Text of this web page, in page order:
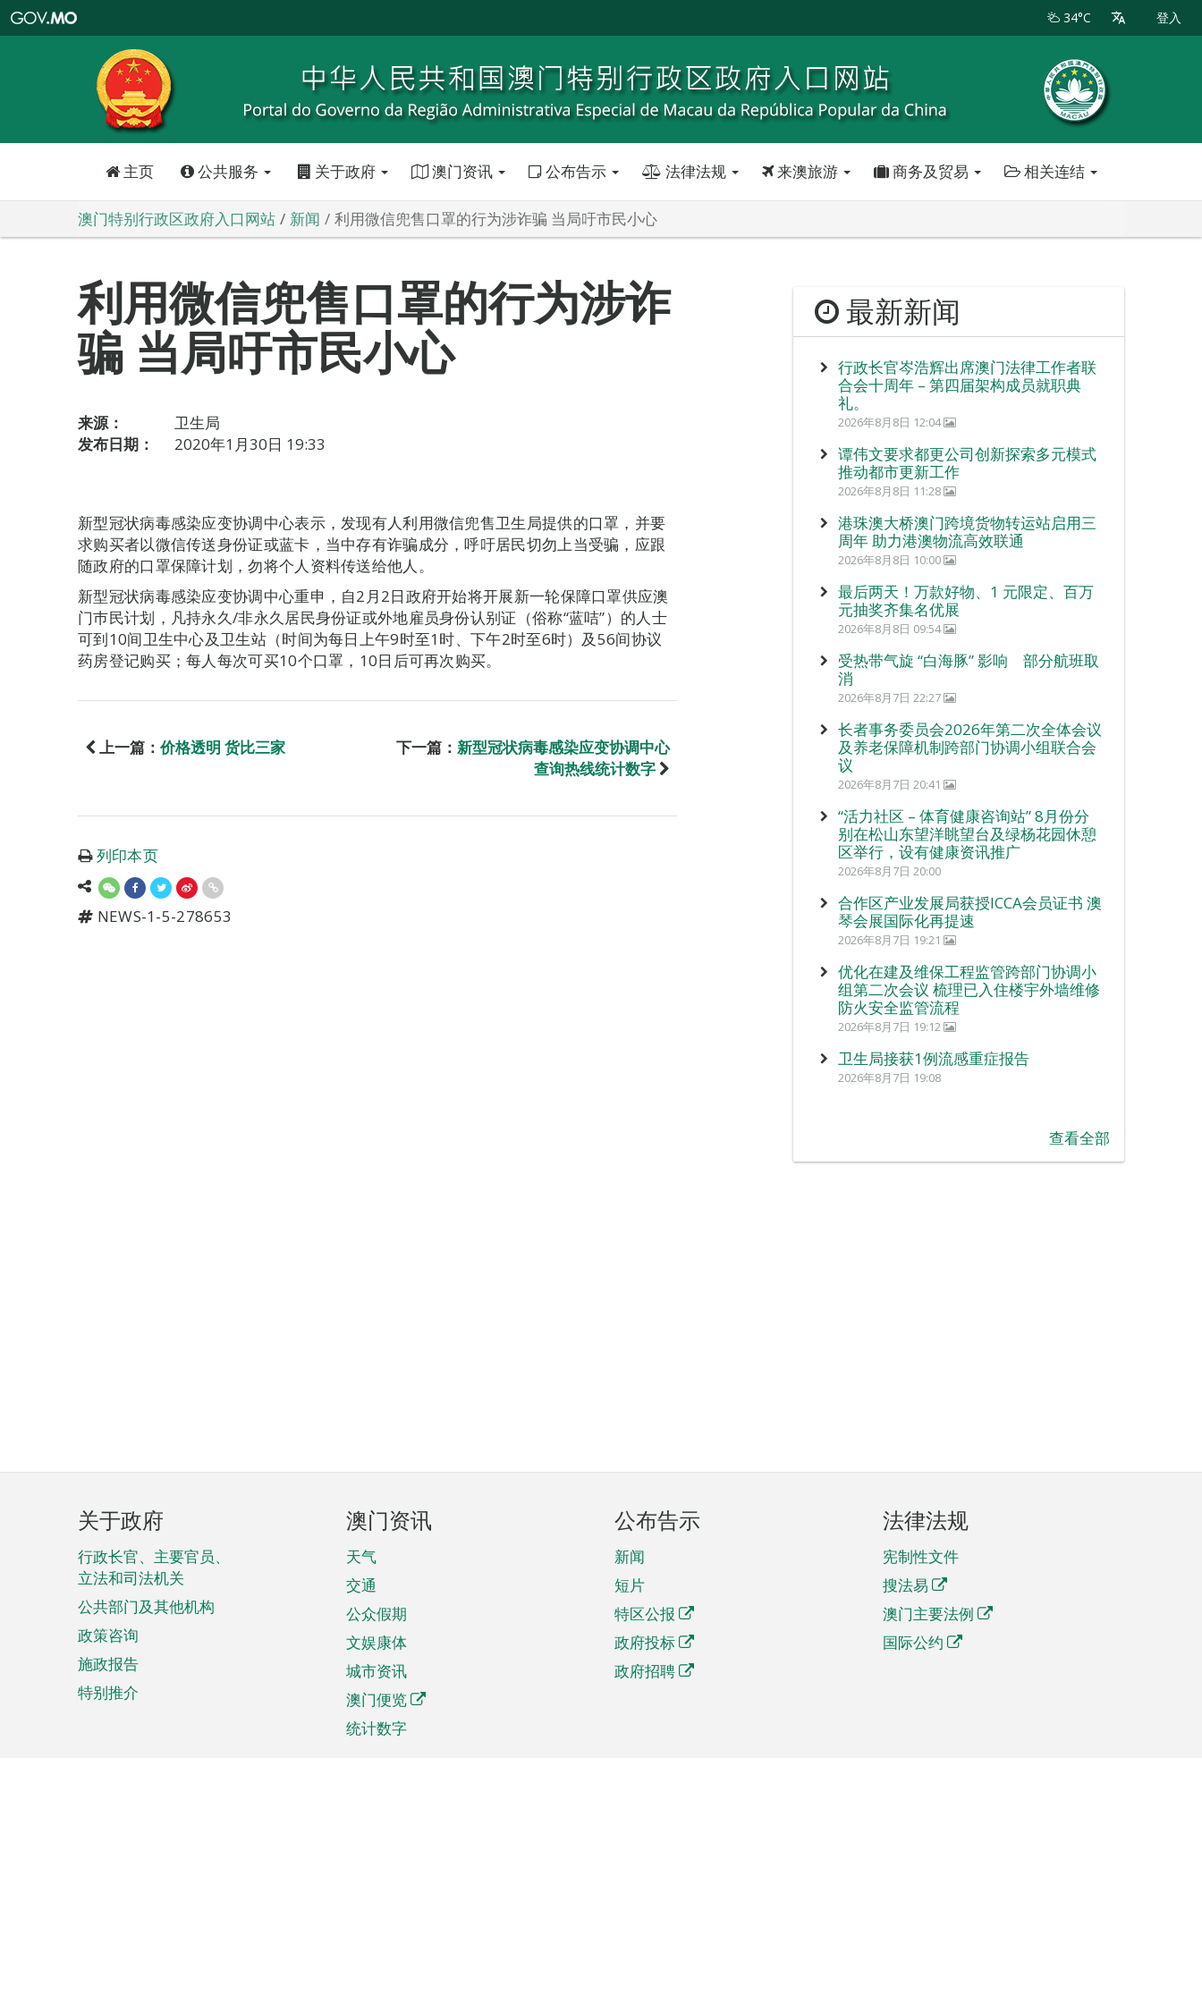
特
政
区
政
口
34°C 登入
主页 公共服务 关于政府 澳门资讯 公布告示 法律法规 来澳旅游 商务及贸易 相关连结
澳门特别行政区政府入口网站 新闻 利用微信兜售口罩的行为涉诈骗 当局吁市民小心
利用微信兜售口罩的行为涉诈
骗 当局吁市民小心
来源：
卫生局
发布日期：
2020年1月30日 19:33
新型冠状病毒感染应变协调中心表示，发现有人利用微信兜售卫生局提供的口罩，并要
求购买者以微信传送身份证或蓝卡，当中存有诈骗成分，呼吁居民切勿上当受骗，应跟
随政府的口罩保障计划，勿将个人资料传送给他人。
新型冠状病毒感染应变协调中心重申，自2月2日政府开始将开展新一轮保障口罩供应澳
门巿民计划，凡持永久/非永久居民身份证或外地雇员身份认别证（俗称“蓝咭”）的人士
可到10间卫生中心及卫生站（时间为每日上午9时至1时、下午2时至6时）及56间协议
药房登记购买；每人每次可买10个口罩，10日后可再次购买。
上一篇： 价格透明 货比三家 下一篇： 新型冠状病毒感染应变协调中心
查询热线统计数字
列印本页
NEWS-1-5-278653
最新新闻
行政长官岑浩辉出席澳门法律工作者联
合会十周年 – 第四届架构成员就职典
礼。
2026年8月8日 12:04
谭伟文要求都更公司创新探索多元模式
推动都市更新工作
2026年8月8日 11:28
港珠澳大桥澳门跨境货物转运站启用三
周年 助力港澳物流高效联通
2026年8月8日 10:00
最后两天！万款好物、1 元限定、百万
元抽奖齐集名优展
2026年8月8日 09:54
受热带气旋 “白海豚” 影响 部分航班取
消
2026年8月7日 22:27
长者事务委员会2026年第二次全体会议
及养老保障机制跨部门协调小组联合会
议
2026年8月7日 20:41
“活力社区 – 体育健康咨询站” 8月份分
别在松山东望洋眺望台及绿杨花园休憩
区举行，设有健康资讯推广
2026年8月7日 20:00
合作区产业发展局获授ICCA会员证书 澳
琴会展国际化再提速
2026年8月7日 19:21
优化在建及维保工程监管跨部门协调小
组第二次会议 梳理已入住楼宇外墙维修
防火安全监管流程
2026年8月7日 19:12
卫生局接获1例流感重症报告
2026年8月7日 19:08
查看全部
页
脚
菜
单
关于政府
行政长官、主要官员、
立法和司法机关
公共部门及其他机构
政策咨询
施政报告
特别推介
澳门资讯
天气
交通
公众假期
文娱康体
城市资讯
澳门便览
统计数字
公布告示
新闻
短片
特区公报
政府投标
政府招聘
法律法规
宪制性文件
搜法易
澳门主要法例
国际公约